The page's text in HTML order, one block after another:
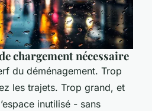
chargement nécessaire
du déménagement. Trop
les trajets. Trop grand, et
inutilisé - sans